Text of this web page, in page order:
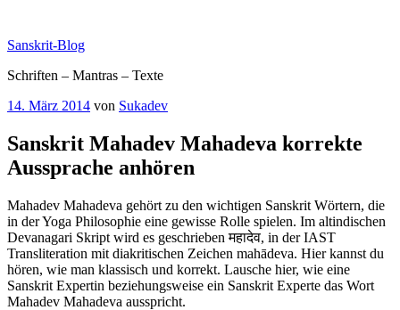
springen
Sanskrit-Blog
Schriften – Mantras – Texte
Veröffentlicht
14. März 2014 von Sukadev
Sanskrit Mahadev Mahadeva korrekte
Aussprache anhören
Mahadev Mahadeva gehört zu den wichtigen Sanskrit Wörtern, die
in der Yoga Philosophie eine gewisse Rolle spielen. Im altindischen
Devanagari Skript wird es geschrieben महादेव, in der IAST
Transliteration mit diakritischen Zeichen mahādeva. Hier kannst du
hören, wie man klassisch und korrekt. Lausche hier, wie eine
Sanskrit Expertin beziehungsweise ein Sanskrit Experte das Wort
Mahadev Mahadeva ausspricht.